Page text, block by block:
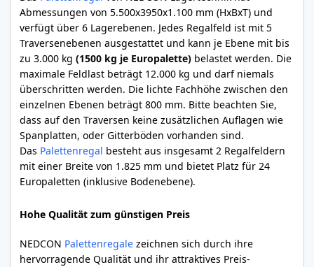
Abmessungen von 5.500x3950x1.100 mm (HxBxT) und
verfügt über 6 Lagerebenen. Jedes Regalfeld ist mit 5
Traversenebenen ausgestattet und kann je Ebene mit bis
zu 3.000 kg (1500 kg je Europalette) belastet werden. Die
maximale Feldlast beträgt 12.000 kg und darf niemals
überschritten werden. Die lichte Fachhöhe zwischen den
einzelnen Ebenen beträgt 800 mm. Bitte beachten Sie,
dass auf den Traversen keine zusätzlichen Auflagen wie
Spanplatten, oder Gitterböden vorhanden sind.
Das Palettenregal besteht aus insgesamt 2 Regalfeldern
mit einer Breite von 1.825 mm und bietet Platz für 24
Europaletten (inklusive Bodenebene).
Hohe Qualität zum günstigen Preis
NEDCON Palettenregale zeichnen sich durch ihre
hervorragende Qualität und ihr attraktives Preis-